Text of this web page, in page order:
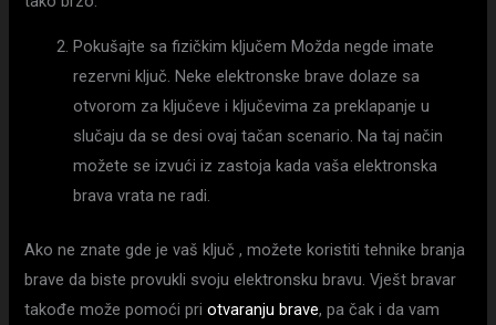
Pokušajte sa fizičkim ključem Možda negde imate
rezervni ključ. Neke elektronske brave dolaze sa
otvorom za ključeve i ključevima za preklapanje u
slučaju da se desi ovaj tačan scenario. Na taj način
možete se izvući iz zastoja kada vaša elektronska
brava vrata ne radi.
Ako ne znate gde je vaš ključ , možete koristiti tehnike branja
brave da biste provukli svoju elektronsku bravu. Vješt bravar
takođe može pomoći priotvaranju brave, pa čak i da vam